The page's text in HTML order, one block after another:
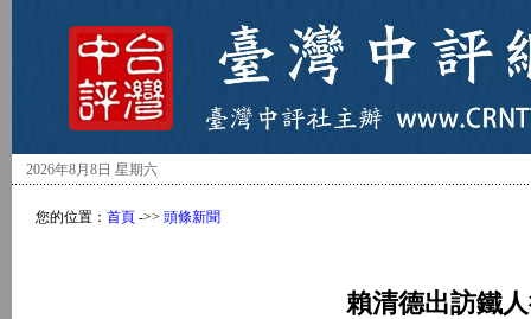
2026年8月8日 星期六
您的位置： 首頁 ->> 頭條新聞
賴清德出訪鐵